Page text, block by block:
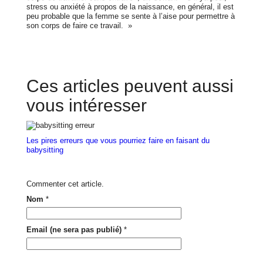
stress ou anxiété à propos de la naissance, en général, il est
peu probable que la femme se sente à l’aise pour permettre à
son corps de faire ce travail. »
Ces articles peuvent aussi
vous intéresser
Les pires erreurs que vous pourriez faire en faisant du
babysitting
Commenter cet article.
Nom *
Email (ne sera pas publié) *